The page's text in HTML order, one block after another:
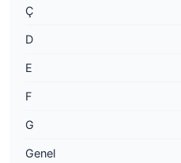
Ç
D
E
F
G
Genel